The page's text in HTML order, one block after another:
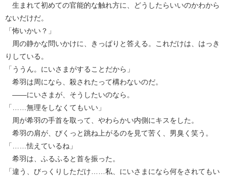
生まれて初めての官能的な触れ方に、どうしたらいいのかわから
ないだけだ。
「怖いかい？」
周の静かな問いかけに、きっぱりと答える。これだけは、はっき
りしている。
「ううん。にいさまがすることだから」
希羽は周になら、殺されたって構わないのだ。
――にいさまが、そうしたいのなら。
「……無理をしなくてもいい」
周が希羽の手首を取って、やわらかい内側にキスをした。
希羽の肩が、びくっと跳ね上がるのを見て苦く、男臭く笑う。
「……怯えているね」
希羽は、ふるふると首を振った。
「違う、びっくりしただけ……私、にいさまになら何をされてもい